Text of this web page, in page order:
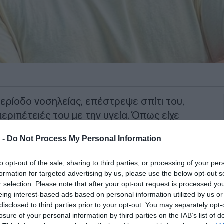
- Do Not Process My Personal Information
opt-out of the sale, sharing to third parties, or processing of your
for targeted advertising by us, please use the below opt-out
selection. Please note that after your opt-out request is processed
interest-based ads based on personal information utilized by us
to third parties prior to your opt-out. You may separately
of your personal information by third parties on the IAB’s list of
νοσηλείας, επέστρεψε σπίτι του,
του με την υγεία. Όπως είχε
έντονους πόνους στην κοιλιακή
ευερέθιστου εντέρου, που τον
Μουτσινάςθέλησε να ευχαριστήσει
που δέχτηκε όλο αυτό το διάστημα.
media, απευθύνθηκε στους